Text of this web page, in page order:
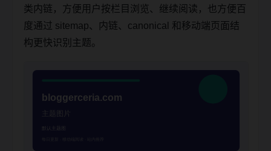
类内链，方便用户按栏目浏览、继续阅读，也方便百
度通过 sitemap、内链、canonical 和移动端页面结
构更快识别主题。